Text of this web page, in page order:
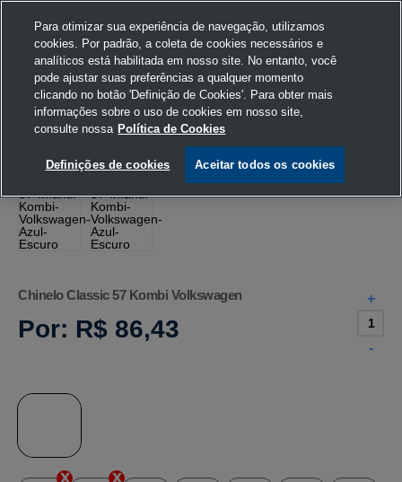
Home Volkswagen Vestuário Chinelos
Chinelo Classic 57 Kombi Volkswagen
Por: R$ 86,43
-
+
Para otimizar sua experiência de navegação, utilizamos
cookies. Por padrão, a coleta de cookies necessários e
analíticos está habilitada em nosso site. No entanto, você
pode ajustar suas preferências a qualquer momento
clicando no botão 'Definição de Cookies'. Para obter mais
informações sobre o uso de cookies em nosso site,
consulte nossa Política de Cookies
Definições de cookies Aceitar todos os cookies